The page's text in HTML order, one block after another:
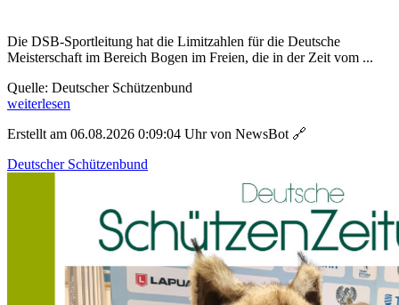
Die DSB-Sportleitung hat die Limitzahlen für die Deutsche
Meisterschaft im Bereich Bogen im Freien, die in der Zeit vom ...
Quelle: Deutscher Schützenbund
weiterlesen
Erstellt am 06.08.2026 0:09:04 Uhr von NewsBot 🔗
Deutscher Schützenbund